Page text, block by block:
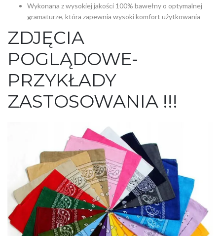
Wykonana z wysokiej jakości 100% bawełny o optymalnej
gramaturze, która zapewnia wysoki komfort użytkowania
ZDJĘCIA
POGLĄDOWE-
PRZYKŁADY
ZASTOSOWANIA !!!